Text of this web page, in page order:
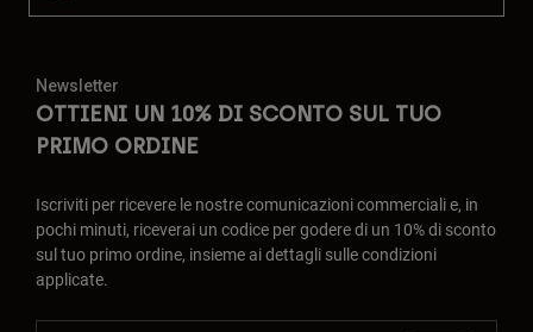
Newsletter
OTTIENI UN 10% DI SCONTO SUL TUO
PRIMO ORDINE
Iscriviti per ricevere le nostre comunicazioni commerciali e, in
pochi minuti, riceverai un codice per godere di un 10% di sconto
sul tuo primo ordine, insieme ai dettagli sulle condizioni
applicate.